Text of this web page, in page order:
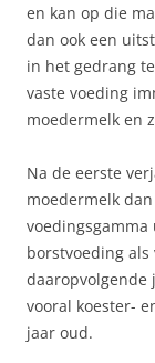
en kan op die
dan ook een
in het gedrang
vaste voeding
moedermelk en
Na de eerste
moedermelk
borstvoeding
daaropvolgende
vooral koester-
jaar oud.